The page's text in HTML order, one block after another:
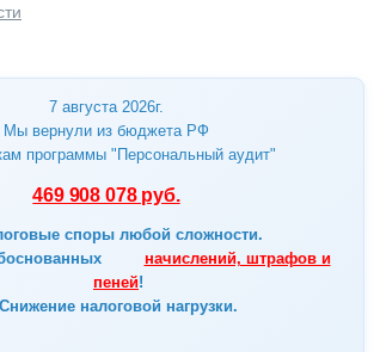
7 августа 2026г.
Мы вернули из бюджета РФ
программы "Персональный аудит"
469 908 078 руб.
споры любой сложности.
начислений, штрафов и
пеней!
Снижение налоговой нагрузки.